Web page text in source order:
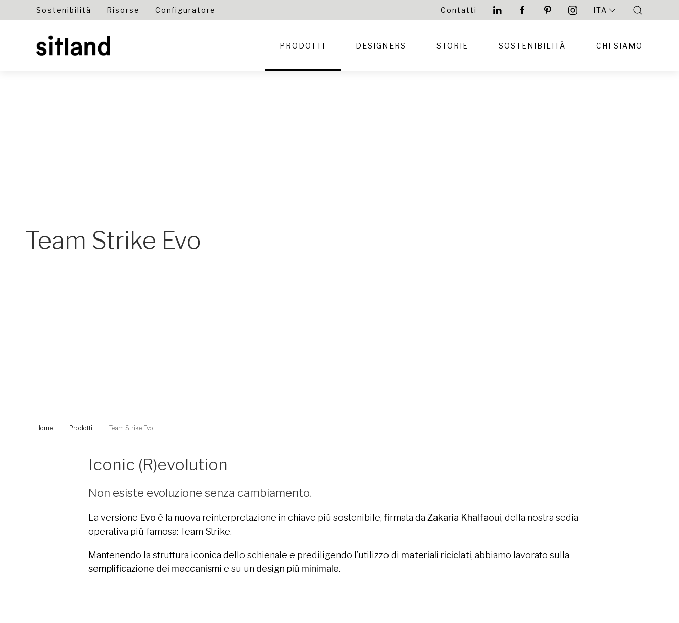
Sostenibilità Risorse Configuratore Contatti ITA
PRODOTTI DESIGNERS STORIE SOSTENIBILITÀ CHI SIAMO
Team Strike Evo
Home Prodotti Team Strike Evo
Iconic (R)evolution
Non esiste evoluzione senza cambiamento.
La versione Evo è la nuova reinterpretazione in chiave più sostenibile, firmata da Zakaria Khalfaoui, della nostra sedia
operativa più famosa: Team Strike.
Mantenendo la struttura iconica dello schienale e prediligendo l’utilizzo di materiali riciclati, abbiamo lavorato sulla
semplificazione dei meccanismi e su un design più minimale.